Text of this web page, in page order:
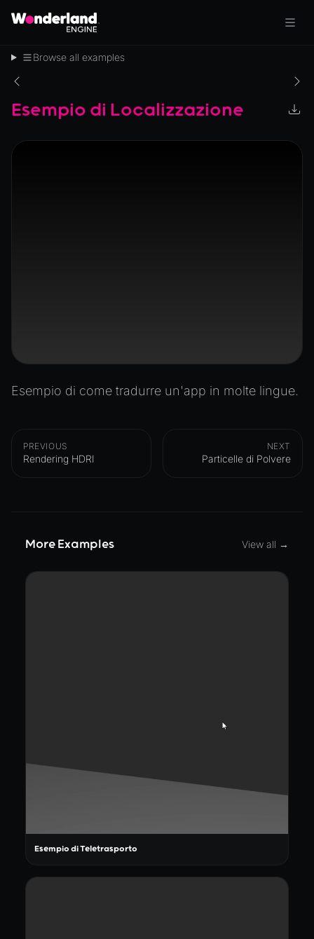
Browse all examples
Esempio di Localizzazione
Esempio di come tradurre un'app in molte lingue.
PREVIOUS
Rendering HDRI
NEXT
Particelle di Polvere
More Examples View all →
Esempio di Teletrasporto